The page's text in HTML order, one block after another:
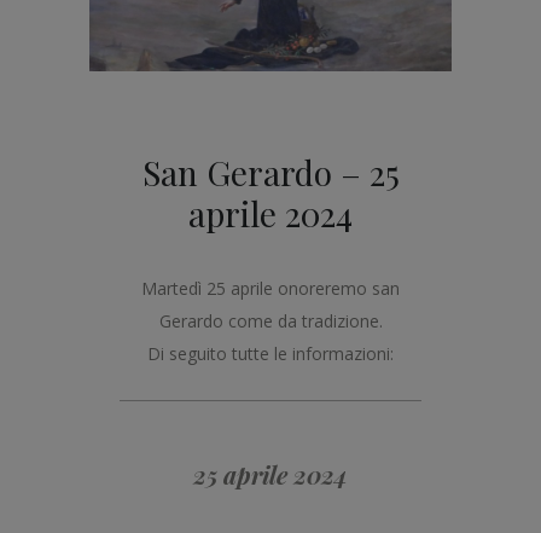
San Gerardo – 25
aprile 2024
Martedì 25 aprile onoreremo san
Gerardo come da tradizione.
Di seguito tutte le informazioni:
25 aprile 2024